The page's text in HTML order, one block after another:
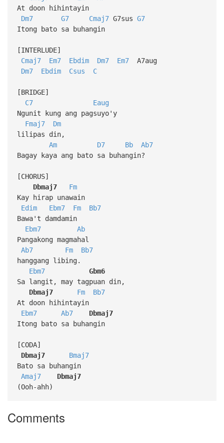
At doon hihintayin
Dm7
G7 Cmaj7G7sus G7
Itong bato sa buhangin
[INTERLUDE]
Cmaj7
Em7 Ebdim Dm7 Em7A7aug
Dm7
Ebdim Csus C
[BRIDGE]
C7
Eaug
Ngunit kung ang pagsuyo'y
Fmaj7
Dm
lilipas din,
Am
D7 Bb
Ab7
Bagay kaya ang bato sa buhangin?
[CHORUS]
Dbmaj7
Fm
Kay hirap unawain
Edim
Ebm7 Fm
Bb7
Bawa't damdamin
Ebm7
Ab
Pangakong magmahal
Ab7
Fm
Bb7
hanggang libing.
Ebm7
Gbm6
Sa langit, may tagpuan din,
Dbmaj7
Fm
Bb7
At doon hihintayin
Ebm7
Ab7
Dbmaj7
Itong bato sa buhangin
[CODA]
Dbmaj7
Bmaj7
Bato sa buhangin
Amaj7
Dbmaj7
(Ooh-ahh)
Comments